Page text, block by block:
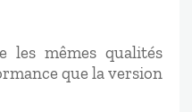
les mêmes qualités
que la version